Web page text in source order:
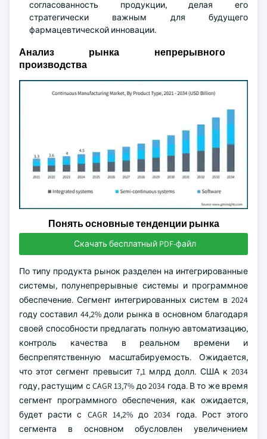
согласованность продукции, делая его
стратегически важным для будущего
фармацевтической инновации.
Анализ рынка непрерывного
производства
Понять основные тенденции рынка
Скачать бесплатный PDF-файл
По типу продукта рынок разделен на интегрированные
системы, полунепрерывные системы и программное
обеспечение. Сегмент интегрированных систем в 2024
году составил 44,2% доли рынка в основном благодаря
своей способности предлагать полную автоматизацию,
контроль качества в реальном времени и
беспрепятственную масштабируемость. Ожидается,
что этот сегмент превысит 7,1 млрд долл. США к 2034
году, растущим с CAGR 13,7% до 2034 года. В то же время
сегмент программного обеспечения, как ожидается,
будет расти с CAGR 14,2% до 2034 года. Рост этого
сегмента в основном обусловлен увеличением